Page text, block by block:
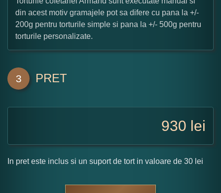
din acest motiv gramajele pot sa difere cu pana la +/-
200g pentru torturile simple si pana la +/- 500g pentru
torturile personalizate.
3 PRET
930 lei
In pret este inclus si un suport de tort in valoare de 30 lei